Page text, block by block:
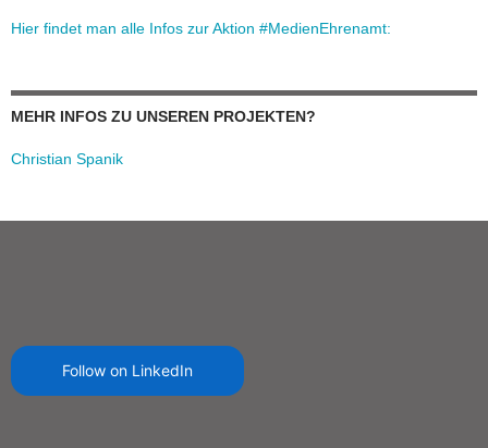
Hier findet man alle Infos zur Aktion #MedienEhrenamt:
MEHR INFOS ZU UNSEREN PROJEKTEN?
Christian Spanik
Follow on LinkedIn